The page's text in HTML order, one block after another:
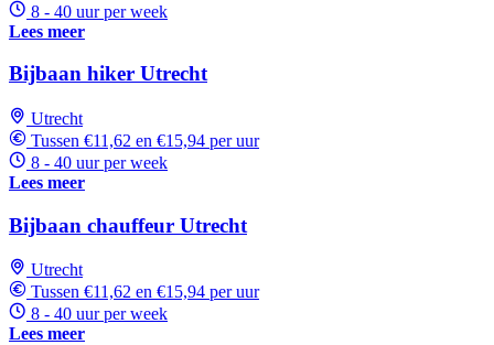
8 - 40 uur per week
Lees meer
Bijbaan hiker Utrecht
Utrecht
Tussen €11,62 en €15,94 per uur
8 - 40 uur per week
Lees meer
Bijbaan chauffeur Utrecht
Utrecht
Tussen €11,62 en €15,94 per uur
8 - 40 uur per week
Lees meer